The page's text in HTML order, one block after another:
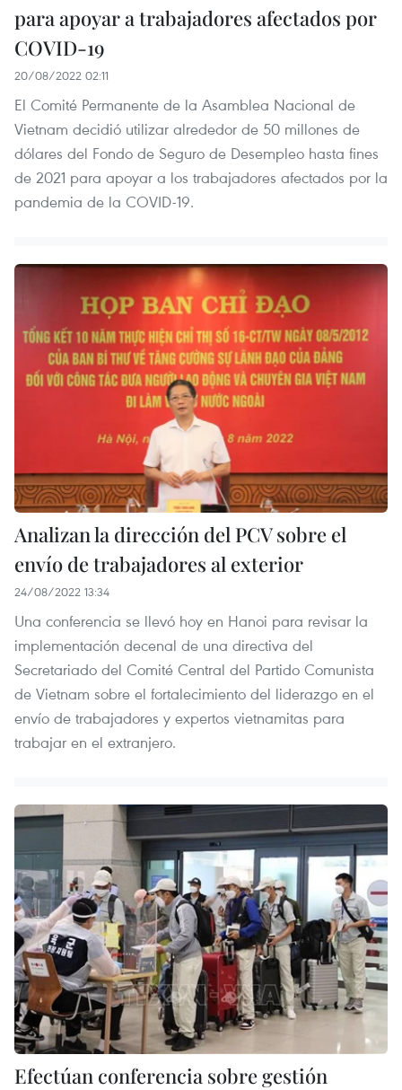
para apoyar a trabajadores afectados por
COVID-19
20/08/2022 02:11
El Comité Permanente de la Asamblea Nacional de
Vietnam decidió utilizar alrededor de 50 millones de
dólares del Fondo de Seguro de Desempleo hasta fines
de 2021 para apoyar a los trabajadores afectados por la
pandemia de la COVID-19.
Analizan la dirección del PCV sobre el
envío de trabajadores al exterior
24/08/2022 13:34
Una conferencia se llevó hoy en Hanoi para revisar la
implementación decenal de una directiva del
Secretariado del Comité Central del Partido Comunista
de Vietnam sobre el fortalecimiento del liderazgo en el
envío de trabajadores y expertos vietnamitas para
trabajar en el extranjero.
Efectúan conferencia sobre gestión